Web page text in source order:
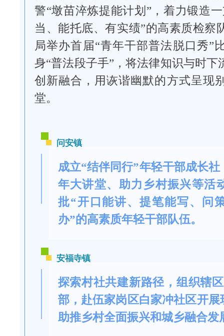
警“墩苗淬炼提能计划”，着力锻造
当、能托底、有实绩”的高素质检察
局举办首届“青年干部普法脱口秀”
身“普法段子手”，将法律知识与时下
创新融合，用诙谐幽默的方式呈现
堂。
问安镇
成立“结伴同行”年轻干部成长
年大讲堂、助力乡村振兴等活
批“开口能讲、提笔能写、问
办”的高素质年轻干部队伍。
安福寺镇
探索村社共建新路径，组织辖
部，赴伍家岗区白家冲社区开
助推乡村全面振兴和城乡融合发